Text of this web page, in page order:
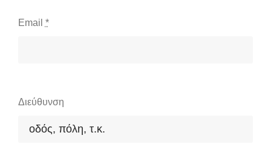
Email *
Διεύθυνση